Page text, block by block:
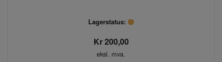
Lagerstatus:
Kr 200,00
eksl. mva.